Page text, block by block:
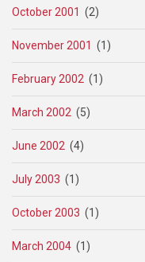
October 2001 (2)
November 2001 (1)
February 2002 (1)
March 2002 (5)
June 2002 (4)
July 2003 (1)
October 2003 (1)
March 2004 (1)